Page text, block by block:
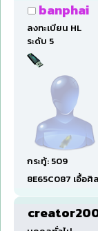
banphai
ลงทะเบียน HL
ระดับ 5
กระทู้: 509
8E65C087 เอื้อศิ